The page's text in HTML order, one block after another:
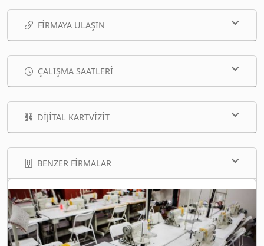
FIRMAYA ULAŞIN
ÇALIŞMA SAATLERI
DIJITAL KARTVIZIT
BENZER FIRMALAR